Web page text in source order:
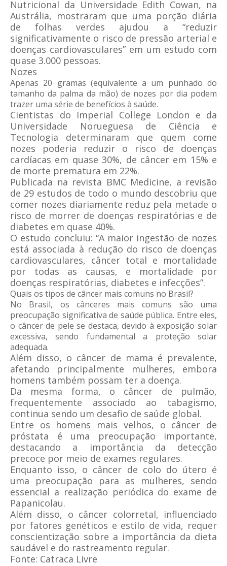
Nutricional da Universidade Edith Cowan, na
Austrália, mostraram que uma porção diária
de folhas verdes ajudou a “reduzir
significativamente o risco de pressão arterial e
doenças cardiovasculares” em um estudo com
quase 3.000 pessoas.
Nozes
Apenas 20 gramas (equivalente a um punhado do
tamanho da palma da mão) de nozes por dia podem
trazer uma série de benefícios à saúde.
Cientistas do Imperial College London e da
Universidade Norueguesa de Ciência e
Tecnologia determinaram que quem come
nozes poderia reduzir o risco de doenças
cardíacas em quase 30%, de câncer em 15% e
de morte prematura em 22%.
Publicada na revista BMC Medicine, a revisão
de 29 estudos de todo o mundo descobriu que
comer nozes diariamente reduz pela metade o
risco de morrer de doenças respiratórias e de
diabetes em quase 40%.
O estudo concluiu: “A maior ingestão de nozes
está associada à redução do risco de doenças
cardiovasculares, câncer total e mortalidade
por todas as causas, e mortalidade por
doenças respiratórias, diabetes e infecções”.
Quais os tipos de câncer mais comuns no Brasil?
No Brasil, os cânceres mais comuns são uma
preocupação significativa de saúde pública. Entre eles,
o câncer de pele se destaca, devido à exposição solar
excessiva, sendo fundamental a proteção solar
adequada.
Além disso, o câncer de mama é prevalente,
afetando principalmente mulheres, embora
homens também possam ter a doença.
Da mesma forma, o câncer de pulmão,
frequentemente associado ao tabagismo,
continua sendo um desafio de saúde global.
Entre os homens mais velhos, o câncer de
próstata é uma preocupação importante,
destacando a importância da detecção
precoce por meio de exames regulares.
Enquanto isso, o câncer de colo do útero é
uma preocupação para as mulheres, sendo
essencial a realização periódica do exame de
Papanicolau.
Além disso, o câncer colorretal, influenciado
por fatores genéticos e estilo de vida, requer
conscientização sobre a importância da dieta
saudável e do rastreamento regular.
Fonte: Catraca Livre